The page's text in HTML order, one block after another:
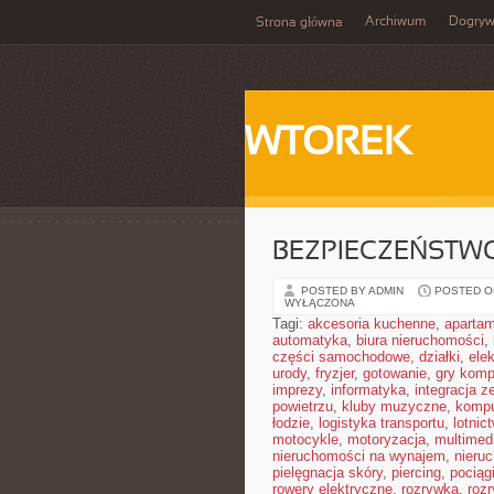
Strona główna Archiwum
WTOREK
POSTED BY ADMIN POSTED
WYŁĄCZONA
Tagi: akcesoria kuchenne,
automatyka, biura nieruchomości,
części samochodowe, działki,
urody, fryzjer, gotowanie, gry
imprezy, informatyka, integracja
powietrzu, kluby muzyczne,
łodzie, logistyka transportu,
motocykle, motoryzacja,
nieruchomości na wynajem,
pielęgnacja skóry, piercing, pociągi
rowery elektryczne, rozrywka,